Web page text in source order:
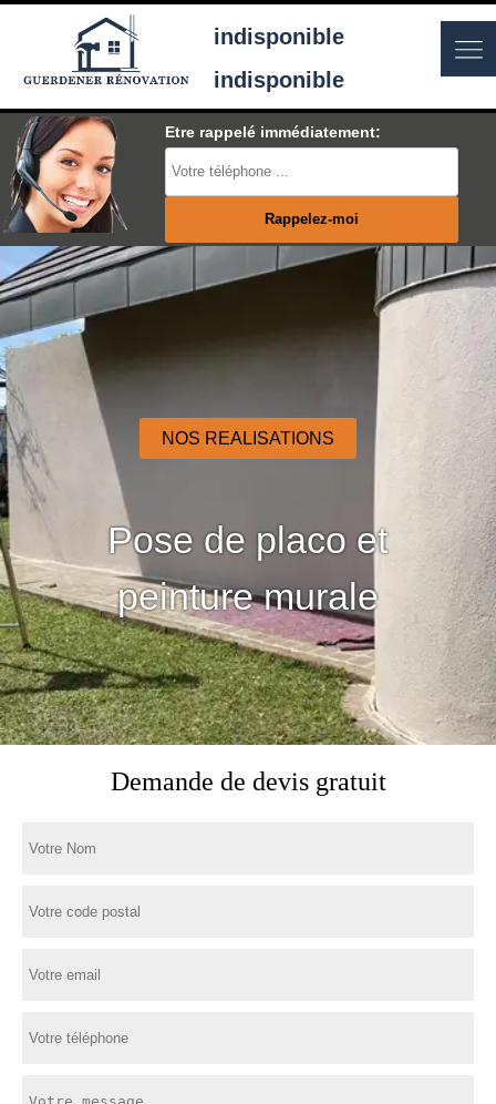
indisponible
indisponible
Etre rappelé immédiatement:
NOS REALISATIONS
Pose de placo et
peinture murale
Demande de devis gratuit